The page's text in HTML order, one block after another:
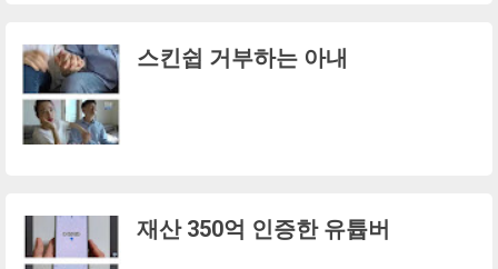
스킨쉽 거부하는 아내
재산 350억 인증한 유튭버